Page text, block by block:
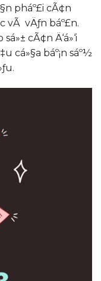
pháº£i cÃ¢n
vÃ vÄƒn báº£n.
cÃ¢n Ä‘á»‘i
cá»§a báº¡n sáº½